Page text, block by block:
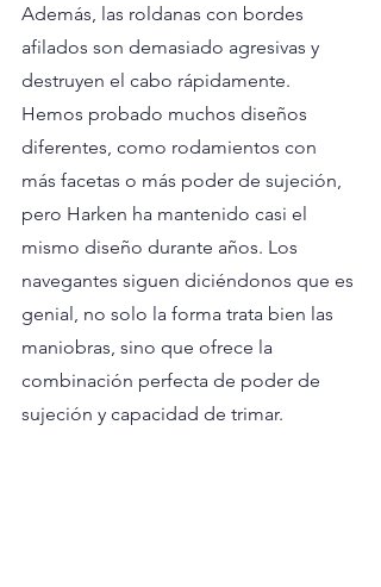
Además, las roldanas con bordes
afilados son demasiado agresivas y
destruyen el cabo rápidamente.
Hemos probado muchos diseños
diferentes, como rodamientos con
más facetas o más poder de sujeción,
pero Harken ha mantenido casi el
mismo diseño durante años. Los
navegantes siguen diciéndonos que es
genial, no solo la forma trata bien las
maniobras, sino que ofrece la
combinación perfecta de poder de
sujeción y capacidad de trimar.